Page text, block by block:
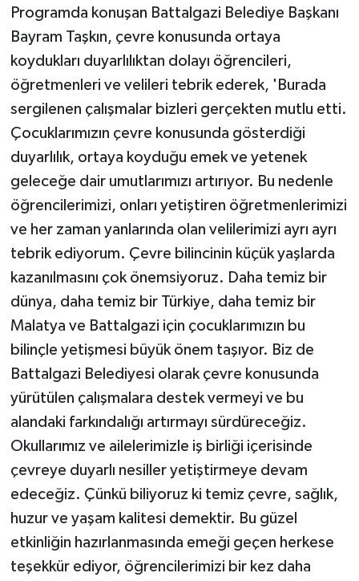
Programda konuşan Battalgazi Belediye Başkanı
Bayram Taşkın, çevre konusunda ortaya
koydukları duyarlılıktan dolayı öğrencileri,
öğretmenleri ve velileri tebrik ederek, 'Burada
sergilenen çalışmalar bizleri gerçekten mutlu etti.
Çocuklarımızın çevre konusunda gösterdiği
duyarlılık, ortaya koyduğu emek ve yetenek
geleceğe dair umutlarımızı artırıyor. Bu nedenle
öğrencilerimizi, onları yetiştiren öğretmenlerimizi
ve her zaman yanlarında olan velilerimizi ayrı ayrı
tebrik ediyorum. Çevre bilincinin küçük yaşlarda
kazanılmasını çok önemsiyoruz. Daha temiz bir
dünya, daha temiz bir Türkiye, daha temiz bir
Malatya ve Battalgazi için çocuklarımızın bu
bilinçle yetişmesi büyük önem taşıyor. Biz de
Battalgazi Belediyesi olarak çevre konusunda
yürütülen çalışmalara destek vermeyi ve bu
alandaki farkındalığı artırmayı sürdüreceğiz.
Okullarımız ve ailelerimizle iş birliği içerisinde
çevreye duyarlı nesiller yetiştirmeye devam
edeceğiz. Çünkü biliyoruz ki temiz çevre, sağlık,
huzur ve yaşam kalitesi demektir. Bu güzel
etkinliğin hazırlanmasında emeği geçen herkese
teşekkür ediyor, öğrencilerimizi bir kez daha
Yerel Haberler